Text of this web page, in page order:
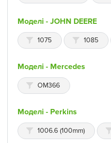
Моделі - JOHN DEERE
1075 1085
Моделі - Mercedes
OM366
Моделі - Perkins
1006.6 (100mm)